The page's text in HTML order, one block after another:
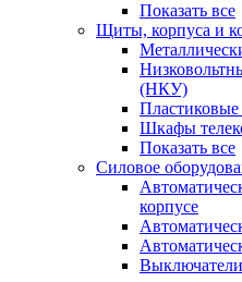
Показать все
Щиты, корпуса и
(НКУ)
Шкафы
Показать все
Силовое
корпусе